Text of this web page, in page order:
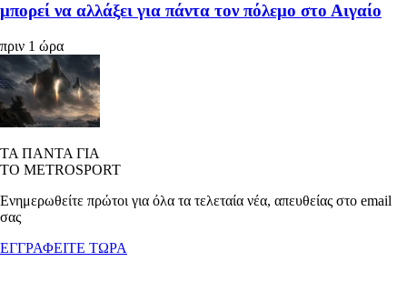
μπορεί να αλλάξει για πάντα τον πόλεμο στο Αιγαίο
πριν 1 ώρα
ΤΑ ΠΑΝΤΑ ΓΙΑ
ΤΟ METROSPORT
Ενημερωθείτε πρώτοι για όλα τα τελεταία νέα, απευθείας στο email
σας
ΕΓΓΡΑΦΕΙΤΕ ΤΩΡΑ